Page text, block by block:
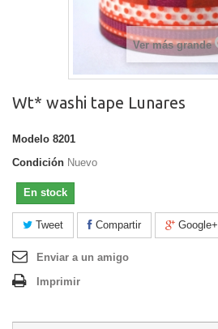
Ver más grande
Wt* washi tape Lunares
Modelo 8201
Condición Nuevo
En stock
Tweet Compartir Google+
Enviar a un amigo
Imprimir